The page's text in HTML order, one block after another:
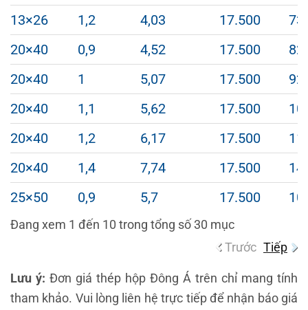
13×26
1,2 4,03 17.500
20×40
0,9 4,52 17.500
20×40
1 5,07 17.500
20×40
1,1 5,62 17.500
20×40
1,2 6,17 17.500
20×40
1,4 7,74 17.500
25×50
0,9 5,7 17.500
Đang xem 1 đến 10 trong tổng số 30 mục
Trước Tiếp
Lưu ý: Đơn giá thép hộp Đông Á trên chỉ mang tính
tham khảo. Vui lòng liên hệ trực tiếp để nhận báo giá